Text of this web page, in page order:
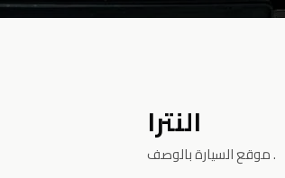
النترا
موقع السيارة بالوصف.